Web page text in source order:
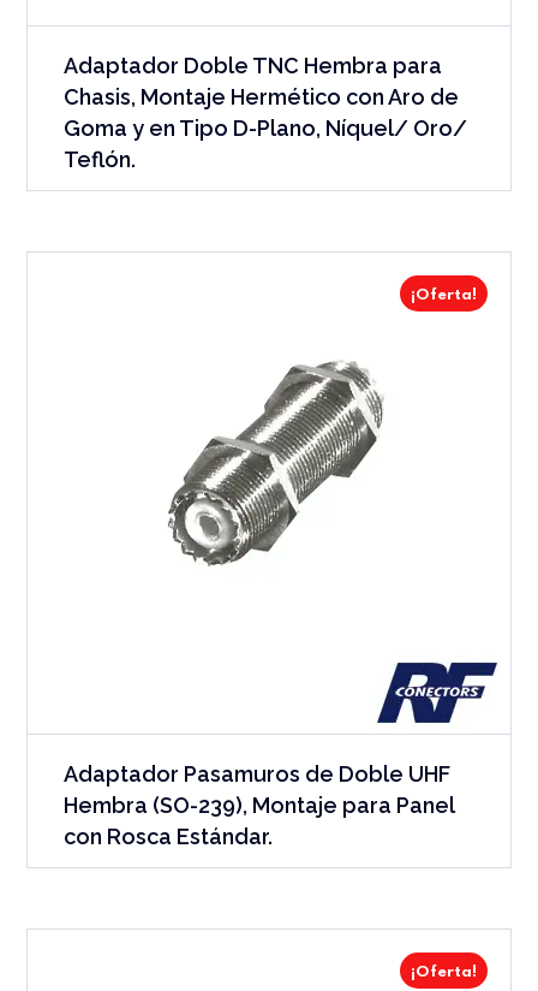
Adaptador Doble TNC Hembra para
Chasis, Montaje Hermético con Aro de
Goma y en Tipo D-Plano, Níquel/ Oro/
Teflón.
¡Oferta!
Adaptador Pasamuros de Doble UHF
Hembra (SO-239), Montaje para Panel
con Rosca Estándar.
¡Oferta!